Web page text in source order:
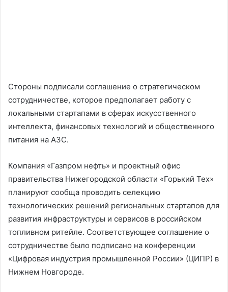
Стороны подписали соглашение о стратегическом
сотрудничестве, которое предполагает работу с
локальными стартапами в сферах искусственного
интеллекта, финансовых технологий и общественного
питания на АЗС.
Компания «Газпром нефть» и проектный офис
правительства Нижегородской области «Горький Тех»
планируют сообща проводить селекцию
технологических решений региональных стартапов для
развития инфраструктуры и сервисов в российском
топливном ритейле. Соответствующее соглашение о
сотрудничестве было подписано на конференции
«Цифровая индустрия промышленной России» (ЦИПР) в
Нижнем Новгороде.